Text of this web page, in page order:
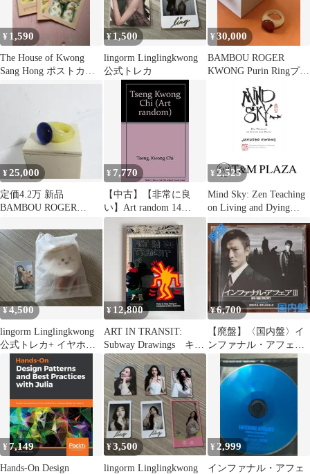
¥ 1,590
The House of Kwong
Sang Hong ポストカー
ドセット
¥ 1,500
lingorm Linglingkwong
公式トレカ
¥30,000
BAMBOU ROGER
KWONG Purin Ringプリ
¥25,000
定価4.2万 新品
BAMBOU ROGER
リング
¥ 7,770
【中古】【非常に良
い】Art random 14
Tseng Kwong Chi (Art
Random No 14)
¥ 2,525
Mind Sky: Zen Teaching
on Living and Dying
(Kwong Roshi) [ペーパ
ーバック] Kwong-roshi,
Jakusho? Scoville, Sally;
Okumur…
¥4,500
lingorm Linglingkwong
公式トレカ+ イヤホン
ケース
¥ 12,800
ART IN TRANSIT:
Subway Drawings キー
ス・ヘリング
¥6,700
【廃盤】〈国内盤〉イ
ンファナル・アフェア
III オリジナル・サウン
ドトラック
¥ 7,149
Hands-On Design
¥3,500
lingorm Linglingkwong
¥ 2,999
インファナル・アフェ